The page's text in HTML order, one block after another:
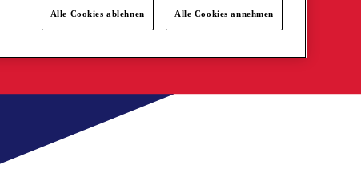
Alle Cookies ablehnen Alle Cookies annehmen